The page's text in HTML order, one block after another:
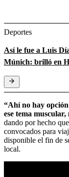
Deportes
Así le fue a Luis
Múnich: brilló en
“Ahí no hay
ese tema
dando por hecho
convocados para
disponible el fin de
local.